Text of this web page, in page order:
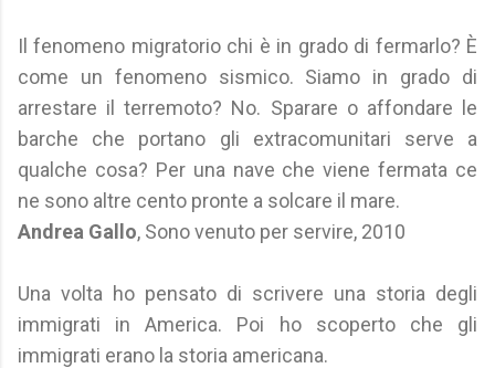
Il fenomeno migratorio chi è in grado di fermarlo? È
come un fenomeno sismico. Siamo in grado di
arrestare il terremoto? No. Sparare o affondare le
barche che portano gli extracomunitari serve a
qualche cosa? Per una nave che viene fermata ce
ne sono altre cento pronte a solcare il mare.
Andrea Gallo, Sono venuto per servire, 2010
Una volta ho pensato di scrivere una storia degli
immigrati in America. Poi ho scoperto che gli
immigrati erano la storia americana.